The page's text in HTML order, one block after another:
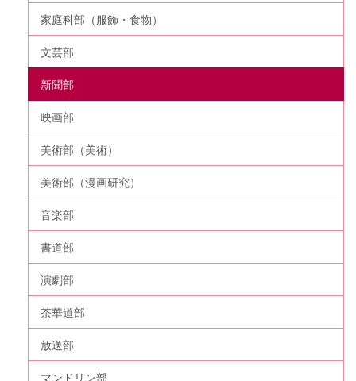
家庭科部（服飾・食物）
文芸部
新聞部
映画部
美術部（美術）
美術部（漫画研究）
音楽部
書道部
演劇部
茶華道部
放送部
マンドリン部